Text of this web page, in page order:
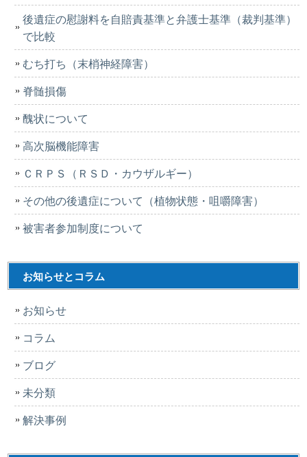
後遺症の慰謝料を自賠責基準と弁護士基準（裁判基準）
で比較
むち打ち（末梢神経障害）
脊髄損傷
醜状について
高次脳機能障害
ＣＲＰＳ（ＲＳＤ・カウザルギー）
その他の後遺症について（植物状態・咀嚼障害）
被害者参加制度について
お知らせとコラム
お知らせ
コラム
ブログ
未分類
解決事例